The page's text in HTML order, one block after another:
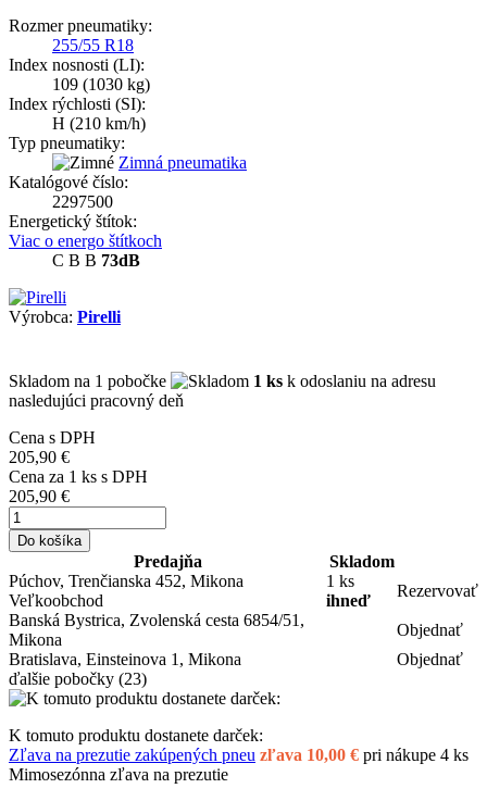
Rozmer pneumatiky:
255/55 R18
Index nosnosti (LI):
109 (1030 kg)
Index rýchlosti (SI):
H (210 km/h)
Typ pneumatiky:
Zimná pneumatika
Katalógové číslo:
2297500
Energetický štítok:
Viac o energo štítkoch
C B B 73dB
Výrobca: Pirelli
Skladom na 1 pobočke 1 ks k odoslaniu na adresu
nasledujúci pracovný deň
Cena s DPH
205,90 €
Cena za 1 ks s DPH
205,90 €
Do košíka
Predajňa
Skladom
Púchov, Trenčianska 452, Mikona
Veľkoobchod
1 ks
ihneď
Rezervovať
Banská Bystrica, Zvolenská cesta 6854/51,
Mikona
Objednať
Bratislava, Einsteinova 1, Mikona
Objednať
ďalšie pobočky (23)
K tomuto produktu dostanete darček:
Zľava na prezutie zakúpených pneu zľava 10,00 € pri nákupe 4 ks
Mimosezónna zľava na prezutie